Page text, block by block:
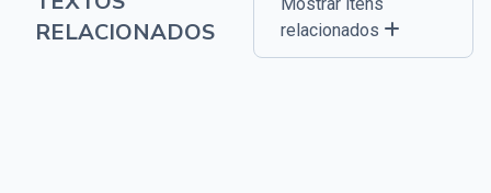
RELACIONADOS
relacionados